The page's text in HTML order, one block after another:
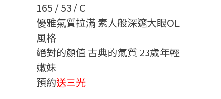
165 / 53 / C
優雅氣質拉滿 素人般深邃大眼OL
風格
絕對的顏值 古典的氣質 23歲年輕
嫩妹
預約送三光